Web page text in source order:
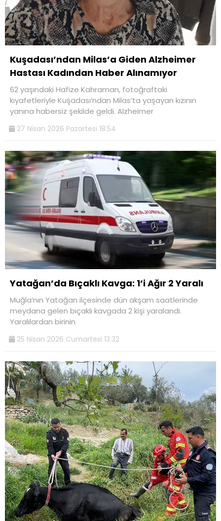
WhatsApp
İhbar Hattı
Instagram
Youtube
İLETIŞIM
KÜNYE
Kuşadası’ndan Milas’a Giden Alzheimer
Hastası Kadından Haber Alınamıyor
62 yaşındaki Hafize Kahraman, fotoğraftaki
kıyafetleriyle Kuşadası’ndan Milas’ta yaşayan kızının
yanına habersiz şekilde geldi. Alzheimer
27 Nisan 2026 Pazartesi 18:54
Yatağan’da Bıçaklı Kavga: 1’i Ağır 2 Yaralı
Muğla’nın Yatağan ilçesinde dün akşam saatlerinde
meydana gelen bıçaklı kavgada 2 kişi yaralandı.
Yaralılardan birinin
25 Nisan 2026 Cumartesi 13:32